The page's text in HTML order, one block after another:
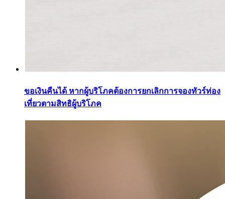
ขอเงินคืนได้ หากผู้บริโภคต้องการยกเลิกการจองทัวร์ท่อง
เที่ยวตามสิทธิผู้บริโภค